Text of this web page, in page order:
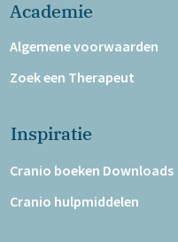
Academie
Algemene voorwaarden
Zoek een Therapeut
Inspiratie
Cranio boeken Downloads
Cranio hulpmiddelen